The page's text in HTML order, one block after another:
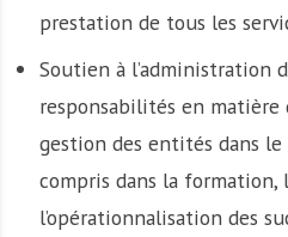
prestation de tous les
Soutien à l’administration
responsabilités en
gestion des entités dans
compris dans la
l’opérationnalisation des